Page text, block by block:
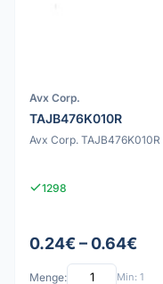
Avx Corp.
TAJB476K010R
Avx Corp.
1298
0.24€ – 0.64€
Menge: Min: 1